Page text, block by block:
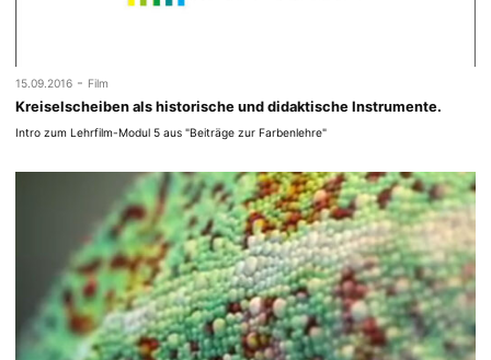
15.09.2016 - Film
Kreiselscheiben als historische und didaktische Instrumente.
Intro zum Lehrfilm-Modul 5 aus "Beiträge zur Farbenlehre"